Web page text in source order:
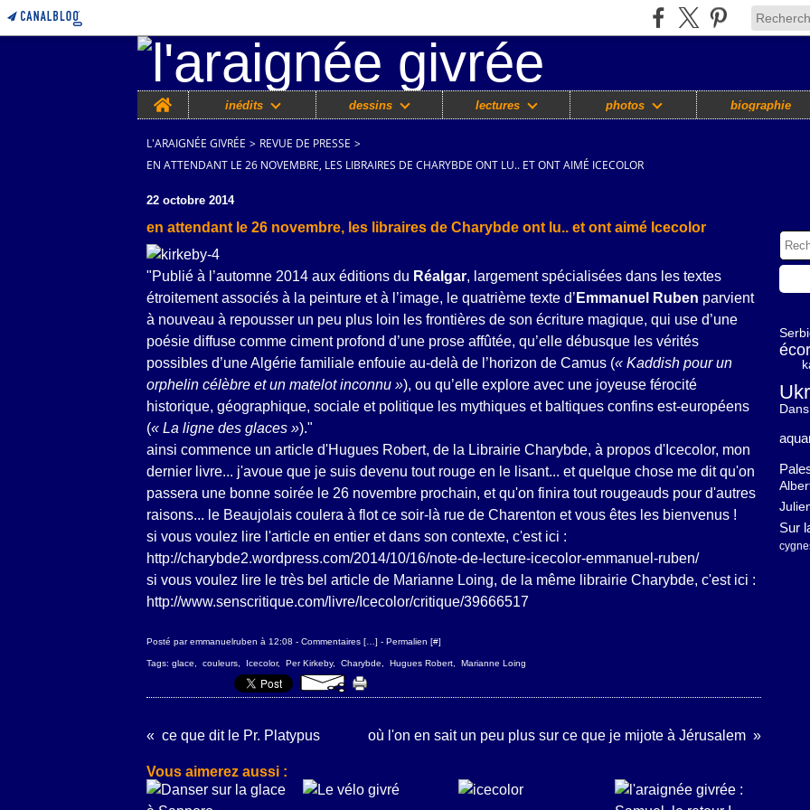
Home
inédits dessins lectures photos biographie
L'ARAIGNÉE GIVRÉE > REVUE DE PRESSE >
EN ATTENDANT LE 26 NOVEMBRE, LES LIBRAIRES DE CHARYBDE ONT LU.. ET ONT AIMÉ ICECOLOR
22 octobre 2014
en attendant le 26 novembre, les libraires de Charybde ont lu.. et ont aimé Icecolor
"Publié à l’automne 2014 aux éditions du Réalgar, largement spécialisées dans les textes
étroitement associés à la peinture et à l’image, le quatrième texte d’ Emmanuel Ruben parvient
à nouveau à repousser un peu plus loin les frontières de son écriture magique, qui use d’une
poésie diffuse comme ciment profond d’une prose affûtée, qu’elle débusque les vérités
possibles d’une Algérie familiale enfouie au-delà de l’horizon de Camus (« Kaddish pour un
orphelin célèbre et un matelot inconnu »), ou qu’elle explore avec une joyeuse férocité
historique, géographique, sociale et politique les mythiques et baltiques confins est-européens
(« La ligne des glaces »)."
ainsi commence un article d'Hugues Robert, de la Librairie Charybde, à propos d'Icecolor, mon
dernier livre... j'avoue que je suis devenu tout rouge en le lisant... et quelque chose me dit qu'on
passera une bonne soirée le 26 novembre prochain, et qu'on finira tout rougeauds pour d'autres
raisons... le Beaujolais coulera à flot ce soir-là rue de Charenton et vous êtes les bienvenus !
si vous voulez lire l'article en entier et dans son contexte, c'est ici :
http://charybde2.wordpress.com/2014/10/16/note-de-lecture-icecolor-emmanuel-ruben/
si vous voulez lire le très bel article de Marianne Loing, de la même librairie Charybde, c'est ici :
http://www.senscritique.com/livre/Icecolor/critique/39666517
Posté par emmanuelruben à 12:08 - Commentaires [ ] - Permalien [#]
Tags: glace couleurs Icecolor, Per Kirkeby, Charybde Hugues Robert Marianne Loing
ce que dit le Pr. Platypus où l'on en sait un peu plus sur ce que je mijote à Jérusalem
Vous aimerez aussi :
Sur